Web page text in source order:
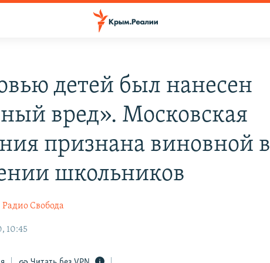
детей был нанесен
вред». Московская
признана виновной в
школьников
Радио Свобода
10:45